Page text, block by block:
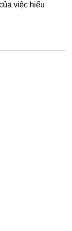
việc hiểu